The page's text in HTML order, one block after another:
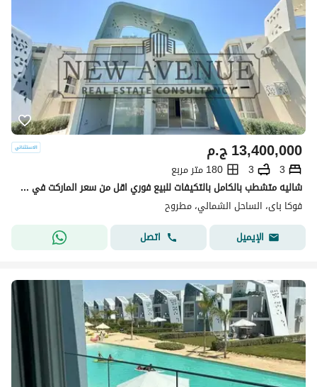
ج.م13,400,000
3
3
180 متر مربع
شاليه متشطب بالكامل بالتكيفات للبيع فوري اقل من سعر الماركت في فوكا باي الساحل الشمالي دايركت علي اللاجون
فوكا باى، الساحل الشمالي، مطروح
الإيميل
اتصل